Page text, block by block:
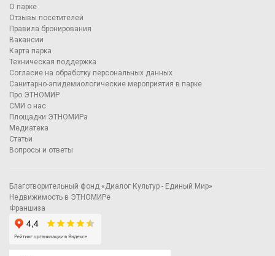
О парке
Отзывы посетителей
Правила бронирования
Вакансии
Карта парка
Техническая поддержка
Согласие на обработку персональных данных
Санитарно-эпидемиологические мероприятия в парке
Про ЭТНОМИР
СМИ о нас
Площадки ЭТНОМИРа
Медиатека
Статьи
Вопросы и ответы
Благотворительный фонд «Диалог Культур - Единый Мир»
Недвижимость в ЭТНОМИРе
Франшиза